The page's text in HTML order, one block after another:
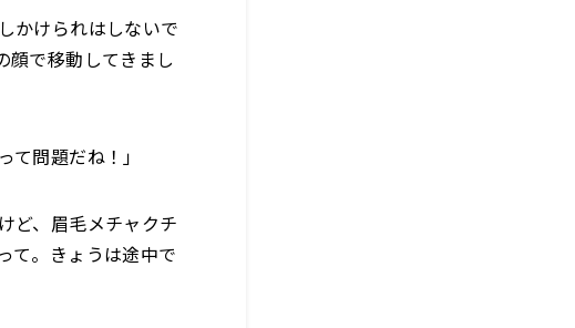
かけられはしないで
顔で移動してきまし
て問題だね！」
ど、眉毛メチャクチ
て。きょうは途中で